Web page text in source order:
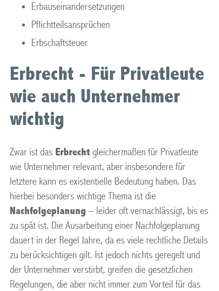
Erbauseinandersetzungen
Pflichtteilsansprüchen
Erbschaftsteuer
Erbrecht - Für Privatleute
wie auch Unternehmer
wichtig
Zwar ist das Erbrecht gleichermaßen für Privatleute
wie Unternehmer relevant, aber insbesondere für
letztere kann es existentielle Bedeutung haben. Das
hierbei besonders wichtige Thema ist die
Nachfolgeplanung – leider oft vernachlässigt, bis es
zu spät ist. Die Ausarbeitung einer Nachfolgeplanung
dauert in der Regel Jahre, da es viele rechtliche Details
zu berücksichtigen gilt. Ist jedoch nichts geregelt und
der Unternehmer verstirbt, greifen die gesetzlichen
Regelungen, die aber nicht immer zum Vorteil für das